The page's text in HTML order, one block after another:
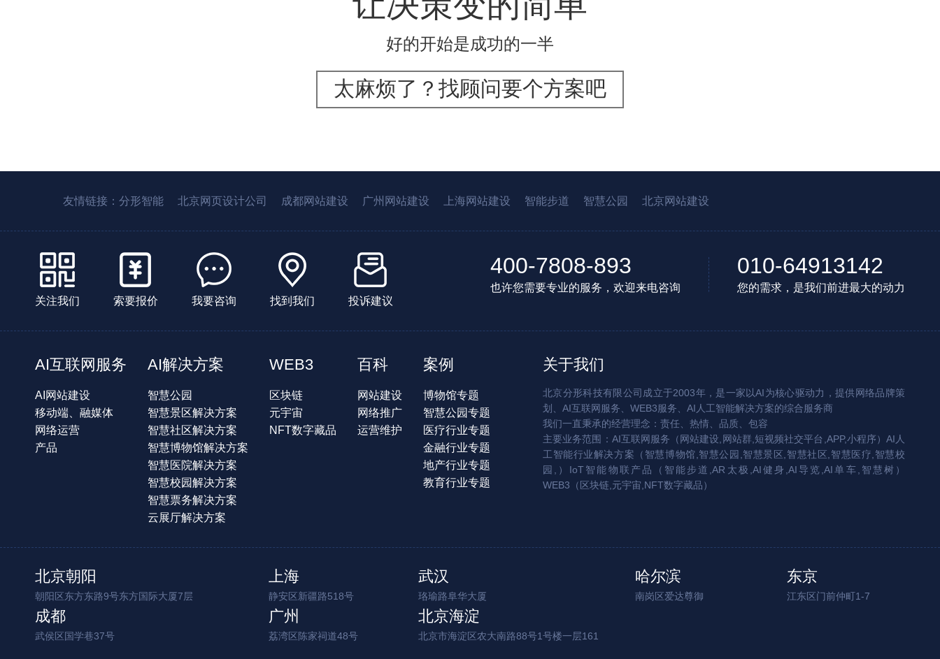
好的开始是成功的一半
太麻烦了？找顾问要个方案吧
友情链接： 分形智能 北京网页设计公司 成都网站建设 广州网站建设 上海网站建设 智能步道 智慧公园 北京网站建设
关注我们 索要报价 我要咨询 找到我们 投诉建议
400-7808-893
也许您需要专业的服务，欢迎来电咨询
010-64913142
您的需求，是我们前进最大的动力
AI互联网服务
AI网站建设
移动端、融媒体
网络运营
产品
AI解决方案
智慧公园
智慧景区解决方案
智慧社区解决方案
智慧博物馆解决方案
智慧医院解决方案
智慧校园解决方案
智慧票务解决方案
云展厅解决方案
WEB3
区块链
元宇宙
NFT数字藏品
百科
网站建设
网络推广
运营维护
案例
博物馆专题
智慧公园专题
医疗行业专题
金融行业专题
地产行业专题
教育行业专题
关于我们
北京分形科技有限公司成立于2003年，是一家以AI为核心驱动力，提供网络品牌策
划、AI互联网服务、WEB3服务、AI人工智能解决方案的综合服务商
我们一直秉承的经营理念：责任、热情、品质、包容
主要业务范围：AI互联网服务（网站建设,网站群,短视频社交平台,APP,小程序）AI人
工智能行业解决方案（智慧博物馆,智慧公园,智慧景区,智慧社区,智慧医疗,智慧校
园,）IoT智能物联产品（智能步道,AR太极,AI健身,AI导览,AI单车,智慧树）
WEB3（区块链,元宇宙,NFT数字藏品）
北京朝阳
朝阳区东方东路9号东方国际大厦7层
上海
静安区新疆路518号
武汉
珞瑜路阜华大厦
哈尔滨
南岗区爱达尊御
东京
江东区门前仲町1-7
成都
武侯区国学巷37号
广州
荔湾区陈家祠道48号
北京海淀
北京市海淀区农大南路88号1号楼一层161